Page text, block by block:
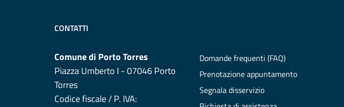
CONTATTI
Comune di Porto Torres
Piazza Umberto I - 07046 Porto
Torres
Codice fiscale / P. IVA:
Domande frequenti (FAQ)
Prenotazione appuntamento
Segnala disservizio